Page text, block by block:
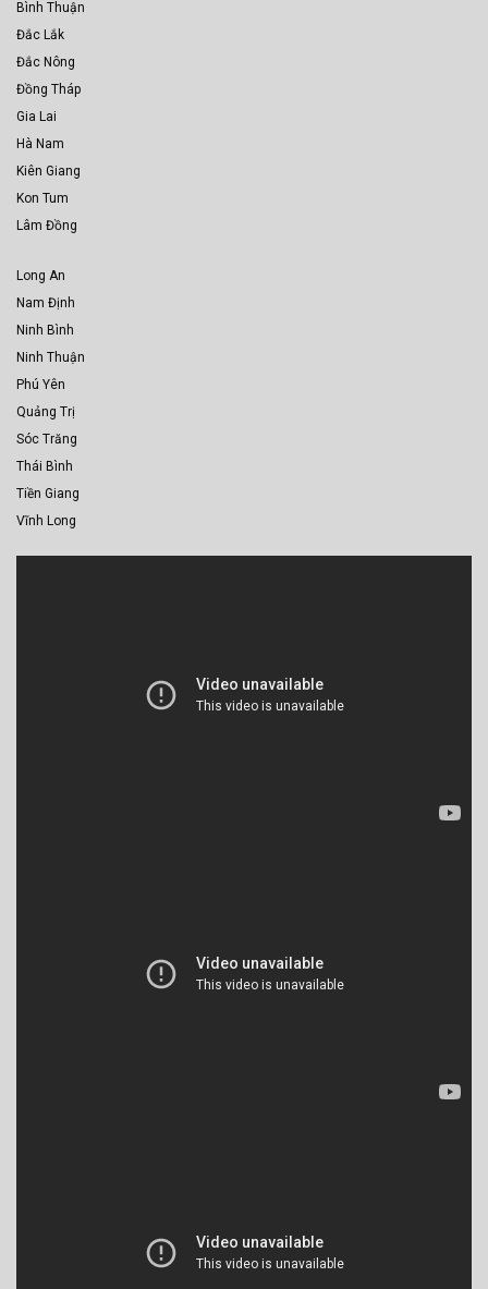
Bình Thuận
Đắc Lắk
Đắc Nông
Đồng Tháp
Gia Lai
Hà Nam
Kiên Giang
Kon Tum
Lâm Đồng
Long An
Nam Định
Ninh Bình
Ninh Thuận
Phú Yên
Quảng Trị
Sóc Trăng
Thái Bình
Tiền Giang
Vĩnh Long